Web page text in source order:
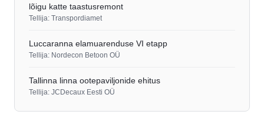
lõigu katte taastusremont
Tellija: Transpordiamet
Luccaranna elamuarenduse VI etapp
Tellija: Nordecon Betoon OÜ
Tallinna linna ootepaviljonide ehitus
Tellija: JCDecaux Eesti OÜ